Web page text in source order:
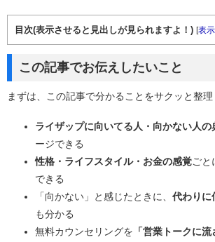
目次(表示させると見出しが見られますよ！) [表
この記事でお伝えしたいこと
まずは、この記事で分かることをサクッと整理
ライザップに向いてる人・向かない人の
ージできる
性格・ライフスタイル・お金の感覚ごと
できる
「向かない」と感じたときに、 代わりに
も分かる
無料カウンセリングを 「営業トークに